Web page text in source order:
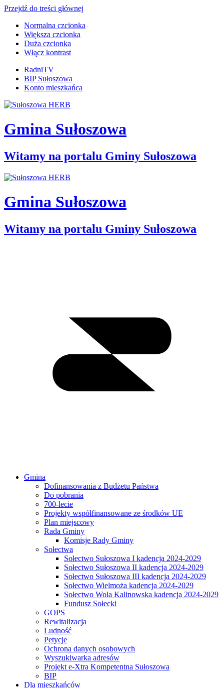
Przejdź do treści głównej
Normalna czcionka
Większa czcionka
Duża czcionka
Włącz kontrast
RadniTV
BIP Sułoszowa
Konto mieszkańca
Gmina Sułoszowa
Witamy na portalu Gminy Sułoszowa
Gmina Sułoszowa
Witamy na portalu Gminy Sułoszowa
Gmina
Dofinansowania z Budżetu Państwa
Do pobrania
700-lecie
Projekty współfinansowane ze środków UE
Plan miejscowy
Rada Gminy
Komisje Rady Gminy
Sołectwa
Sołectwo Sułoszowa I kadencja 2024-2029
Sołectwo Sułoszowa II kadencja 2024-2029
Sołectwo Sułoszowa III kadencja 2024-2029
Sołectwo Wielmoża kadencja 2024-2029
Sołectwo Wola Kalinowska kadencja 2024-2029
Fundusz Sołecki
GOPS
Rewitalizacja
Ludność
Petycje
Ochrona danych osobowych
Wyszukiwarka adresów
Projekt e-Xtra Kompetentna Sułoszowa
BIP
Dla mieszkańców